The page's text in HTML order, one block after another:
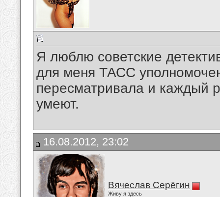
Я люблю советские
для меня ТАСС
пересматривала и каждый
умеют.
16.08.2012, 23:02
Вячеслав Серёгин
Живу я здесь